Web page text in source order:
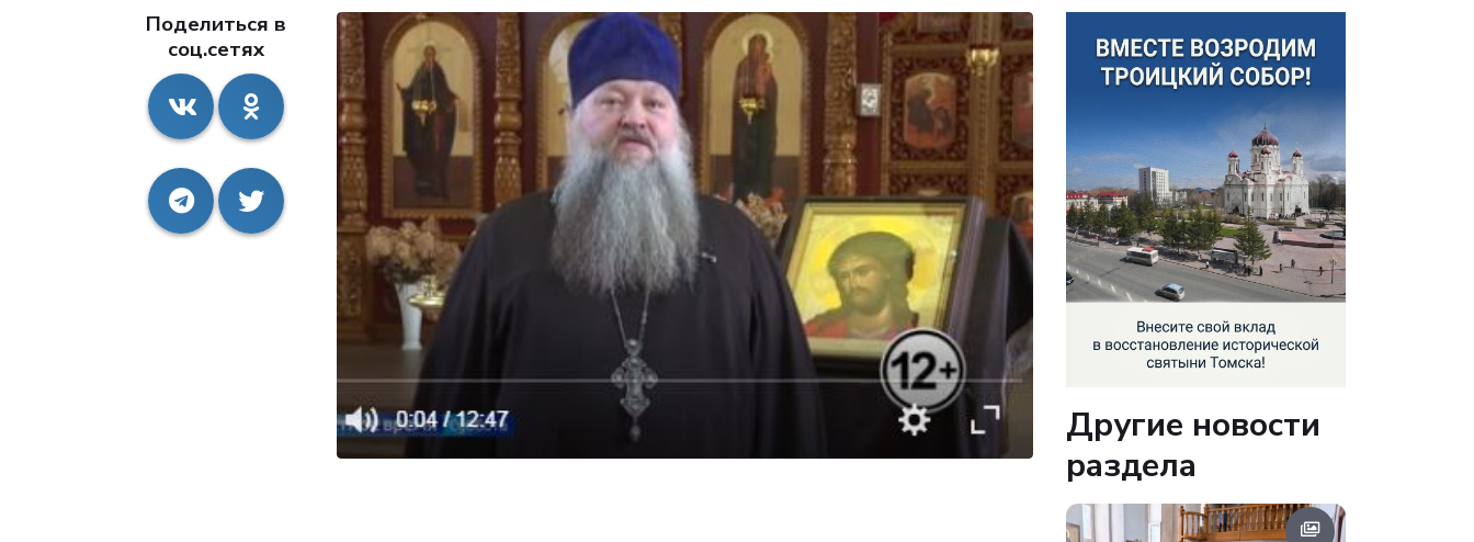
Поделиться в
соц.сетях
Другие новости
раздела